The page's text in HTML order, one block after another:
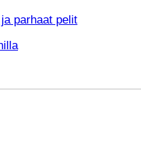
parhaat pelit